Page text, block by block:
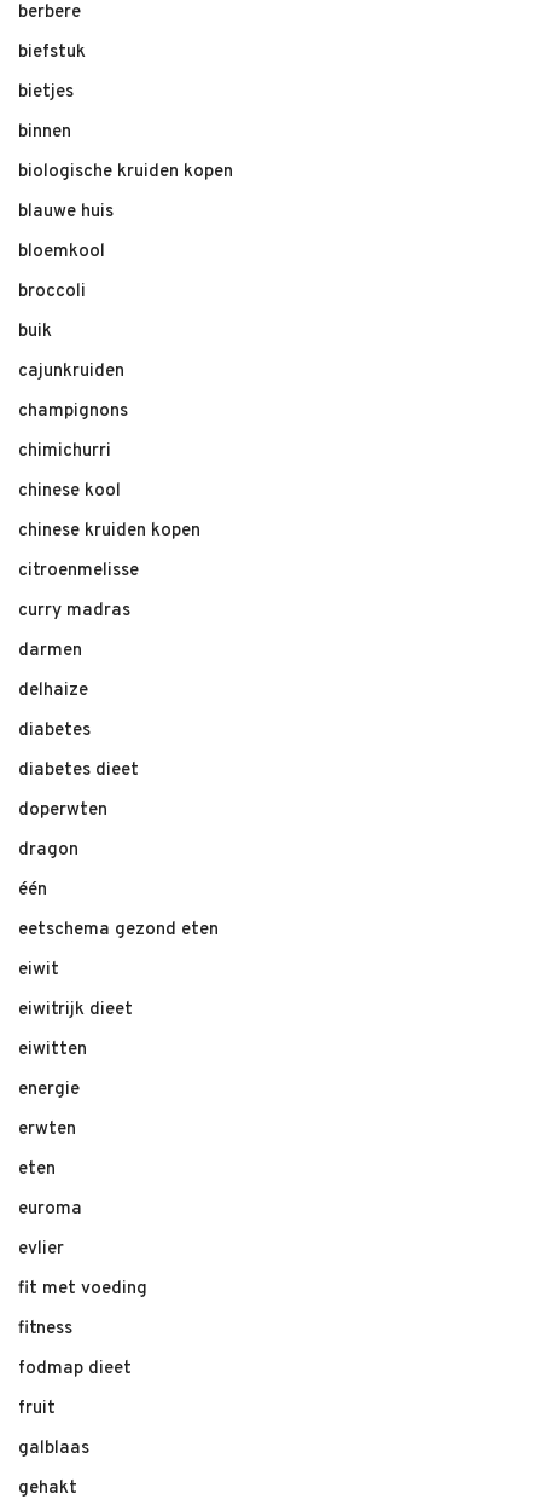
berbere
biefstuk
bietjes
binnen
biologische kruiden kopen
blauwe huis
bloemkool
broccoli
buik
cajunkruiden
champignons
chimichurri
chinese kool
chinese kruiden kopen
citroenmelisse
curry madras
darmen
delhaize
diabetes
diabetes dieet
doperwten
dragon
één
eetschema gezond eten
eiwit
eiwitrijk dieet
eiwitten
energie
erwten
eten
euroma
evlier
fit met voeding
fitness
fodmap dieet
fruit
galblaas
gehakt